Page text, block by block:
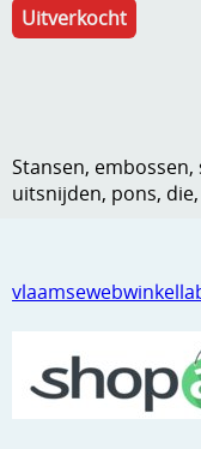
Kneedmateriaal
Merken
Netjes opbergen
Ponsen
Ribbelaar
Snijmaterialen
Uitverkocht
Stansen,
uitsnijden, pons,